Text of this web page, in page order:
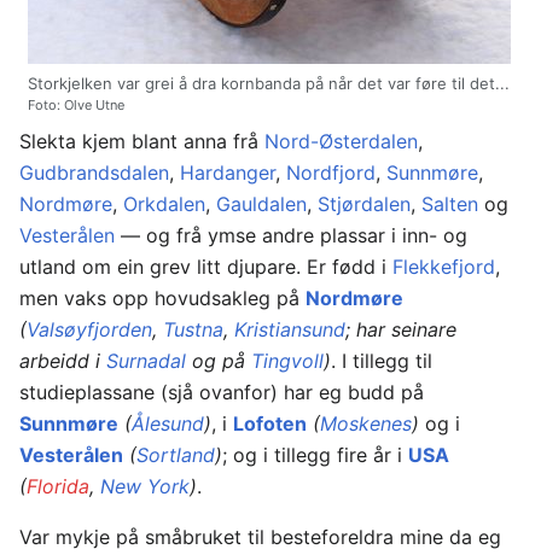
Storkjelken var grei å dra kornbanda på når det var føre til det...
Foto: Olve Utne
Slekta kjem blant anna frå Nord-Østerdalen,
Gudbrandsdalen, Hardanger, Nordfjord, Sunnmøre,
Nordmøre, Orkdalen, Gauldalen, Stjørdalen, Salten og
Vesterålen — og frå ymse andre plassar i inn- og
utland om ein grev litt djupare. Er fødd i Flekkefjord,
men vaks opp hovudsakleg på Nordmøre
(Valsøyfjorden, Tustna, Kristiansund; har seinare
arbeidd i Surnadal og på Tingvoll). I tillegg til
studieplassane (sjå ovanfor) har eg budd på
Sunnmøre (Ålesund), i Lofoten (Moskenes) og i
Vesterålen (Sortland); og i tillegg fire år i USA
(Florida, New York).
Var mykje på småbruket til besteforeldra mine da eg